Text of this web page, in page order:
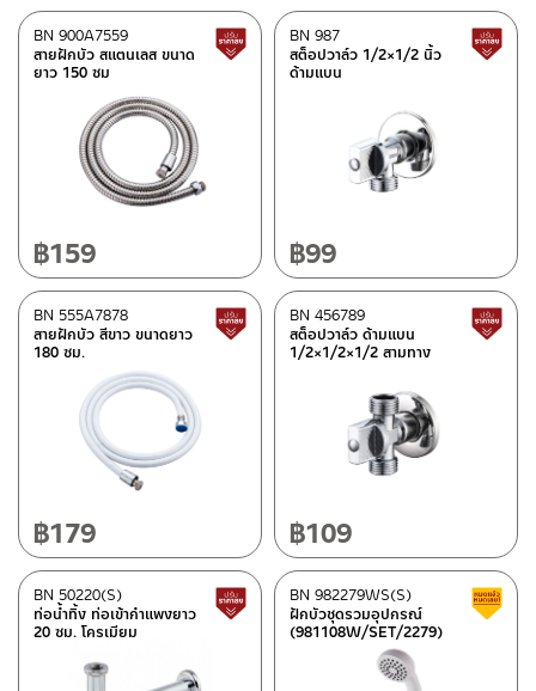
สายฝักบัว สแตนเลส ขนาด
ยาว 150 ซม
BN 900A7559 สินค้าปรับราคาลดลง
฿159
สต็อปวาล์ว 1/2×1/2 นิ้ว
ด้ามแบน
BN 987
฿99
สายฝักบัว สีขาว ขนาดยาว
180 ซม.
BN 555A7878 สินค้าปรับราคาลดลง
฿179
สต็อปวาล์ว ด้ามแบน
1/2×1/2×1/2 สามทาง
BN 456789
฿109
ท่อน้ำทิ้ง ท่อเข้ากำแพงยาว
20 ซม. โครเมียม
BN 50220(S) สินค้าปรับราคาลดลง
ฝักบัวชุดรวมอุปกรณ์
(981108W/SET/2279)
BN 982279WS(S)